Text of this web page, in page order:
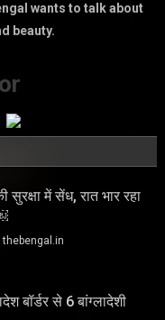
wants to talk about
beauty.
सुरक्षा में सेंध, रात भार रहा
thebengal.in
बॉर्डर से 6 बांग्लादेशी